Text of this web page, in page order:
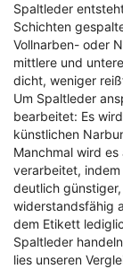
Spaltleder
Schichten
Vollnarben- oder
mittlere und
dicht, weniger
Um Spaltleder
bearbeitet: Es
künstlichen
Manchmal wird
verarbeitet,
deutlich
widerstandsfähig
dem Etikett
Spaltleder
lies unseren